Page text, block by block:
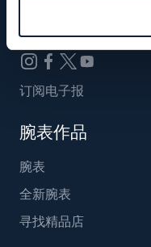
订阅电子报
腕表作品
腕表
全新腕表
寻找精品店